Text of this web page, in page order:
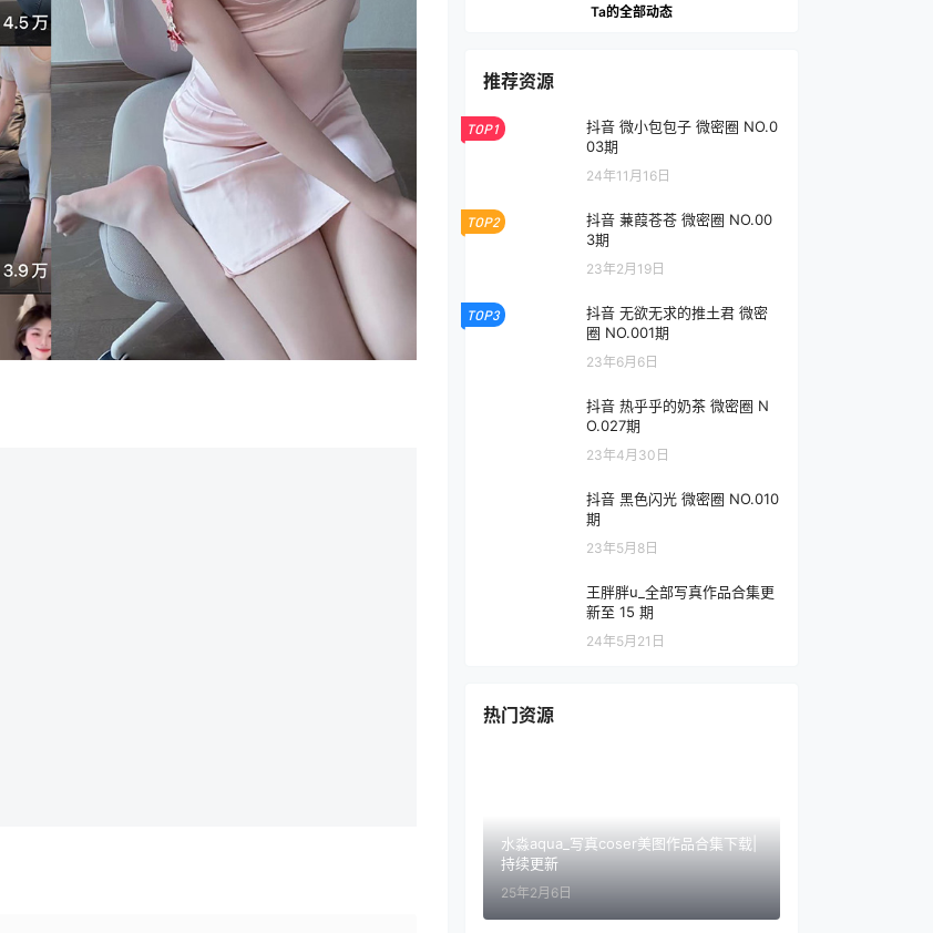
Ta的全部动态
推荐资源
TOP1
抖音 微小包包子 微密圈 NO.0
03期
24年11月16日
TOP2
抖音 蒹葭苍苍 微密圈 NO.00
3期
23年2月19日
TOP3
抖音 无欲无求的推土君 微密
圈 NO.001期
23年6月6日
抖音 热乎乎的奶茶 微密圈 N
O.027期
23年4月30日
抖音 黑色闪光 微密圈 NO.010
期
23年5月8日
王胖胖u_全部写真作品合集更
新至 15 期
24年5月21日
热门资源
水淼aqua_写真coser美图作品合集下载|
持续更新
25年2月6日